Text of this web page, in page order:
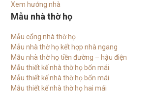
Xem hướng nhà
Mẫu nhà thờ họ
Mẫu cổng nhà thờ họ
Mẫu nhà thờ họ kết hợp nhà ngang
Mẫu nhà thờ họ tiền đường – hậu điện
Mẫu thiết kế nhà thờ họ bốn mái
Mẫu thiết kế nhà thờ họ bốn mái
Mẫu thiết kế nhà thờ họ hai mái